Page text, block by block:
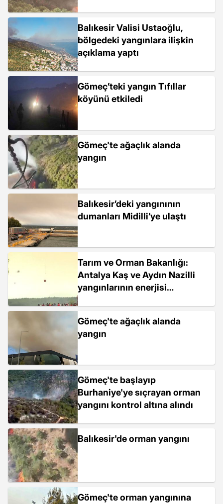
Balıkesir Valisi Ustaoğlu,
bölgedeki yangınlara ilişkin
açıklama yaptı
Gömeç’teki yangın Tıfıllar
köyünü etkiledi
Gömeç'te ağaçlık alanda
yangın
Balıkesir’deki yangınının
dumanları Midilli’ye ulaştı
Tarım ve Orman Bakanlığı:
Antalya Kaş ve Aydın Nazilli
yangınlarının enerjisi
Gömeç'te ağaçlık alanda
yangın
Gömeç'te başlayıp
Burhaniye'ye sıçrayan orman
yangını kontrol altına alındı
Balıkesir'de orman yangını
Gömeç'te orman yangınına